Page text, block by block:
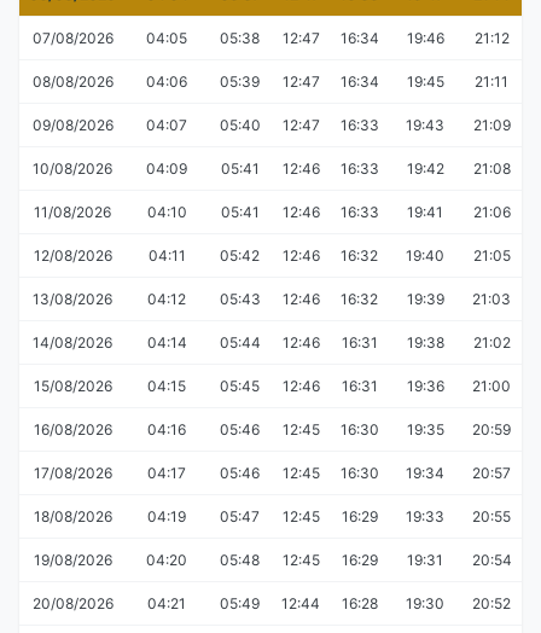
07/08/2026 04:05 05:38 12:47 16:34 19:46 21:12
08/08/2026 04:06 05:39 12:47 16:34 19:45 21:11
09/08/2026 04:07 05:40 12:47 16:33 19:43 21:09
10/08/2026 04:09 05:41 12:46 16:33 19:42 21:08
11/08/2026 04:10 05:41 12:46 16:33 19:41 21:06
12/08/2026 04:11 05:42 12:46 16:32 19:40 21:05
13/08/2026 04:12 05:43 12:46 16:32 19:39 21:03
14/08/2026 04:14 05:44 12:46 16:31 19:38 21:02
15/08/2026 04:15 05:45 12:46 16:31 19:36 21:00
16/08/2026 04:16 05:46 12:45 16:30 19:35 20:59
17/08/2026 04:17 05:46 12:45 16:30 19:34 20:57
18/08/2026 04:19 05:47 12:45 16:29 19:33 20:55
19/08/2026 04:20 05:48 12:45 16:29 19:31 20:54
20/08/2026 04:21 05:49 12:44 16:28 19:30 20:52